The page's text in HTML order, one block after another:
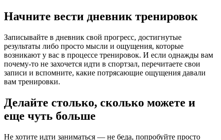
Начните вести дневник тренировок
Записывайте в дневник свой прогресс, достигнутые
результаты либо просто мысли и ощущения, которые
возникают у вас в процессе тренировок. И если однажды вам
почему-то не захочется идти в спортзал, перечитаете свои
записи и вспомните, какие потрясающие ощущения давали
вам тренировки.
Делайте столько, сколько можете и
еще чуть больше
Не хотите идти заниматься — не беда, попробуйте просто